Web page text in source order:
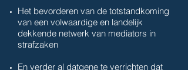
Het bevorderen van de totstandkoming
van een volwaardige en landelijk
dekkende netwerk van mediators in
strafzaken
En verder al datgene te verrichten dat